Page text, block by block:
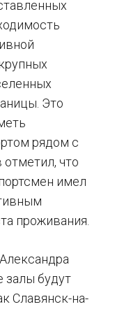
Это
рядом с
что
имел
проживания.
залы будут
Славянск-на-